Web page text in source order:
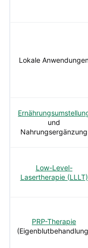
Lokale
und
Nahrungsergänzung
Low-Level-
Lasertherapie (LLLT)
PRP-Therapie